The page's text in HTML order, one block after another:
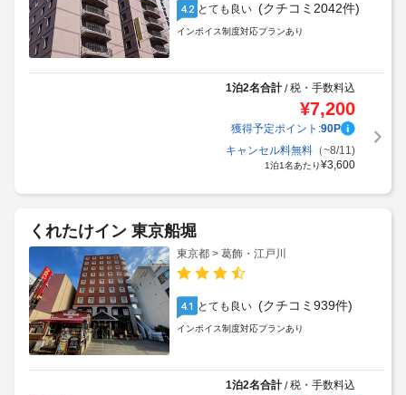
4.2 とても良い (クチコミ2042件)
インボイス制度対応プランあり
1泊2名合計/税・手数料込
¥7,200
獲得予定ポイント:90P
キャンセル料無料（~8/11)
1泊1名あたり¥3,600
くれたけイン 東京船堀
東京都 > 葛飾・江戸川
4.1 とても良い (クチコミ939件)
インボイス制度対応プランあり
1泊2名合計/税・手数料込